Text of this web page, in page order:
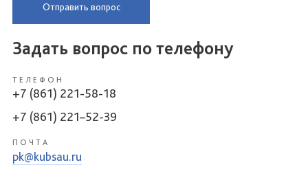
Отправить вопрос
Задать вопрос по телефону
ТЕЛЕФОН
+7 (861) 221-58-18
+7 (861) 221–52-39
ПОЧТА
pk@kubsau.ru